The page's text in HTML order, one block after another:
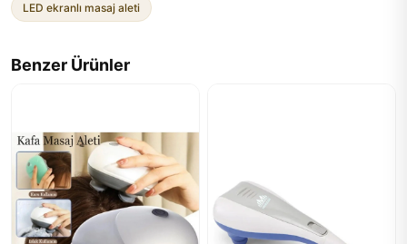
LED ekranlı masaj aleti
Benzer Ürünler